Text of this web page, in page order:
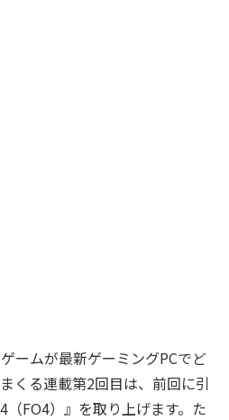
ームが最新ゲーミングPCでど
くる連載第2回目は、前回に引
FO4）』を取り上げます。た